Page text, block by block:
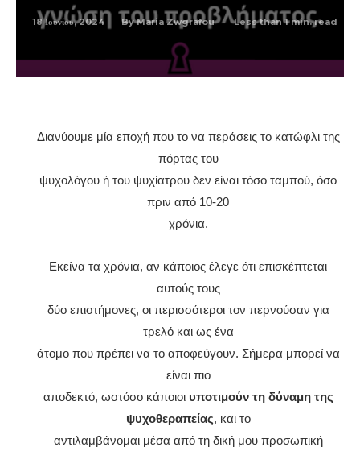
18 Ιουνίου, 2024 By Maria Zwgrafou Less than 1min. read
Διανύουμε μία εποχή που το να περάσεις το κατώφλι της
πόρτας του
ψυχολόγου ή του ψυχίατρου δεν είναι τόσο ταμπού, όσο
πριν από 10-20
χρόνια.
Εκείνα τα χρόνια, αν κάποιος έλεγε ότι επισκέπτεται
αυτούς τους
δύο επιστήμονες, οι περισσότεροι τον περνούσαν για
τρελό και ως ένα
άτομο που πρέπει να το αποφεύγουν. Σήμερα μπορεί να
είναι πιο
αποδεκτό, ωστόσο κάποιοι υποτιμούν τη δύναμη της
ψυχοθεραπείας, και το
αντιλαμβάνομαι μέσα από τη δική μου προσωπική